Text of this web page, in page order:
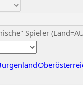
Spieler